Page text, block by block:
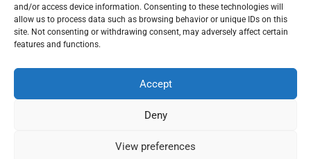
and/or access device information. Consenting to these technologies will
allow us to process data such as browsing behavior or unique IDs on this
site. Not consenting or withdrawing consent, may adversely affect certain
features and functions.
Accept
Deny
View preferences
BLOG
CONSCIOUS LIKE A CARRIE
A CARRIE RECOMMENDS
PRIVACY